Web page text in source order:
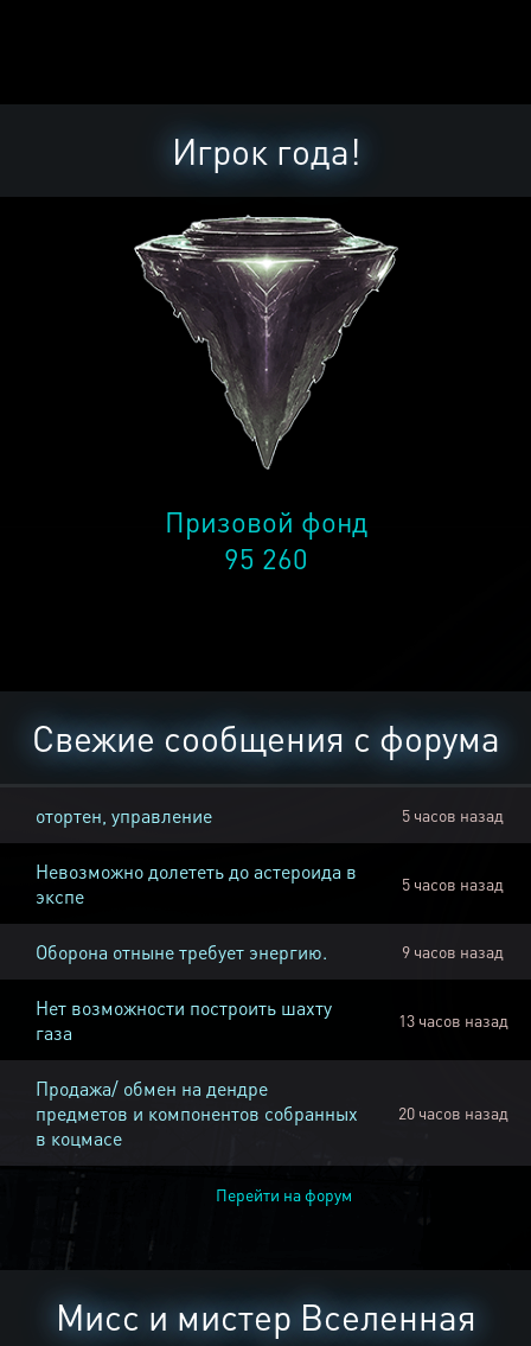
Игрок года!
Призовой фонд
95 260
Свежие сообщения с форума
отортен, управление 5 часов назад
Невозможно долететь до астероида в
экспе
5 часов назад
Оборона отныне требует энергию. 9 часов назад
Нет возможности построить шахту
газа
13 часов назад
Продажа/ обмен на дендре
предметов и компонентов собранных
в коцмасе
20 часов назад
Перейти на форум
Мисс и мистер Вселенная